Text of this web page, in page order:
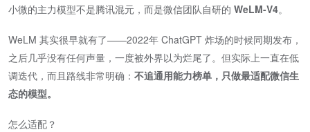
小微的主力模型不是腾讯混元，而是微信团队自研的 ​ WeLM-V4​。
WeLM 其实很早就有了——2022年 ChatGPT 炸场的时候同期发布，
之后几乎没有任何声量，一度被外界以为烂尾了。但实际上一直在低
调迭代，而且路线非常明确： 不追通用能力榜单，只做最适配微信生
态的模型。
怎么适配？